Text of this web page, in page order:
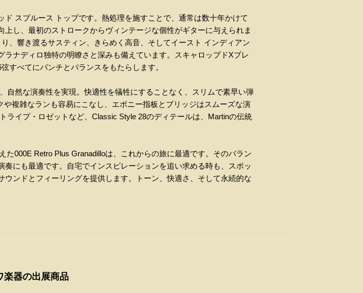
スプルース トップです。熱処理を施すことで、通常は数十年かけて
し、最初のストロークからヴィンテージな個性がギターに与えられま
、響き渡るサスティン、きらめく高音、そしてイースト インディアン
ナディロ独特の明瞭さと深みも備えています。スキャロップドXブレ
すべてにパンチとバランスをもたらします。
自然な演奏性を実現。快適性を犠牲にすることなく、スリムで素早い弾
複雑なランも容易にこなし、エボニー指板とブリッジはスムーズな演
ライプ・ロゼットなど、Classic Style 28のディテールは、Martinの伝統
000E Retro Plus Granadilloは、これからの旅に最適です。そのバラン
にも最適です。自宅でインスピレーションを追い求める時も、スポッ
ンドとフィーリングを提供します。トーン、快適さ、そして永続的な
楽器の出展商品